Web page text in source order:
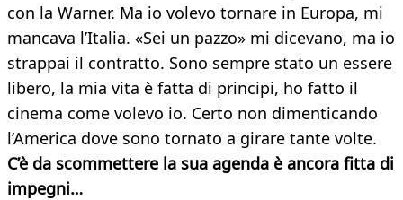
con la Warner. Ma io volevo tornare in Europa, mi
mancava l’Italia. «Sei un pazzo» mi dicevano, ma io
strappai il contratto. Sono sempre stato un essere
libero, la mia vita è fatta di principi, ho fatto il
cinema come volevo io. Certo non dimenticando
l’America dove sono tornato a girare tante volte.
C’è da scommettere la sua agenda è ancora fitta di
impegni…